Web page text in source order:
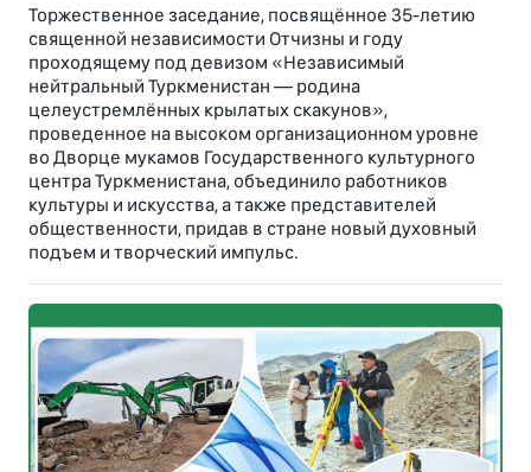
Торжественное заседание, посвящённое 35-летию
священной независимости Отчизны и году
проходящему под девизом «Независимый
нейтральный Туркменистан — родина
целеустремлённых крылатых скакунов»,
проведенное на высоком организационном уровне
во Дворце мукамов Государственного культурного
центра Туркменистана, объединило работников
культуры и искусства, а также представителей
общественности, придав в стране новый духовный
подъем и творческий импульс.